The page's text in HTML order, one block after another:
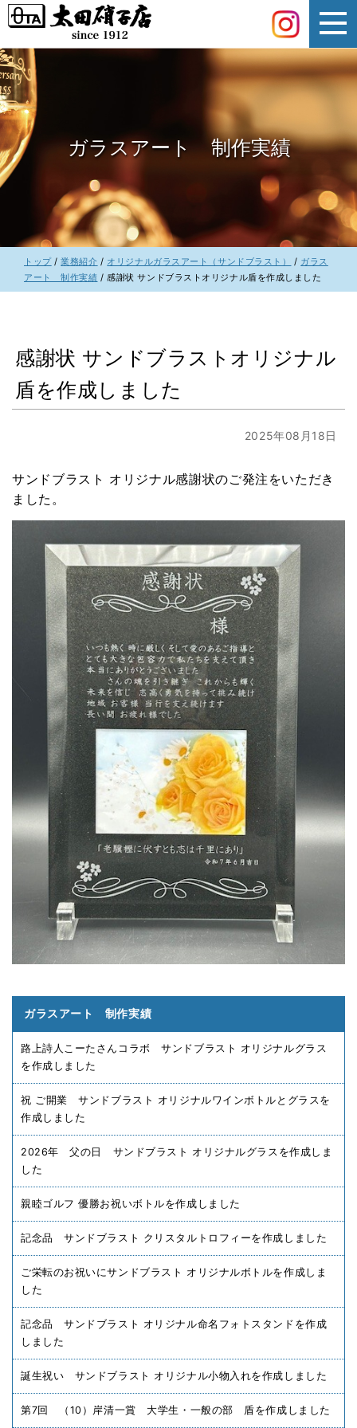
このページの本文へ
ガラスアート 制作実績
現
在
の
トップ/業務紹介 / オリジナルガラスアート（サンドブラスト） / ガラス
アート 制作実績 /感謝状 サンドブラストオリジナル盾を作成しました
感謝状 サンドブラストオリジナル
盾を作成しました
2025年08月18日
サンドブラスト オリジナル感謝状のご発注をいただき
ました。
ガラスアート 制作実績
路上詩人こーたさんコラボ サンドブラスト オリジナルグラス
を作成しました
祝 ご開業 サンドブラスト オリジナルワインボトルとグラスを
作成しました
2026年 父の日 サンドブラスト オリジナルグラスを作成しま
した
親睦ゴルフ 優勝お祝いボトルを作成しました
記念品 サンドブラスト クリスタルトロフィーを作成しました
ご栄転のお祝いにサンドブラスト オリジナルボトルを作成しま
した
記念品 サンドブラスト オリジナル命名フォトスタンドを作成
しました
誕生祝い サンドブラスト オリジナル小物入れを作成しました
第7回 （10）岸清一賞 大学生・一般の部 盾を作成しました